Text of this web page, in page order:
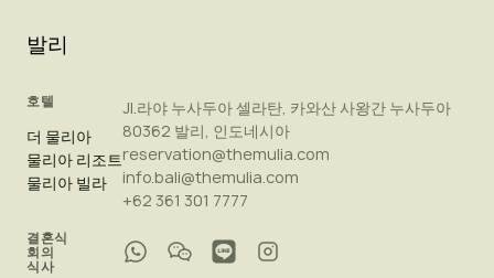
발리
호텔
더 물리아
물리아 리조트
물리아 빌라
결혼식
회의
식사
Jl.라야 누사두아 셀라탄, 카와산 사왕간 누사두아
80362 발리, 인도네시아
reservation@themulia.com
info.bali@themulia.com
+62 361 301 7777